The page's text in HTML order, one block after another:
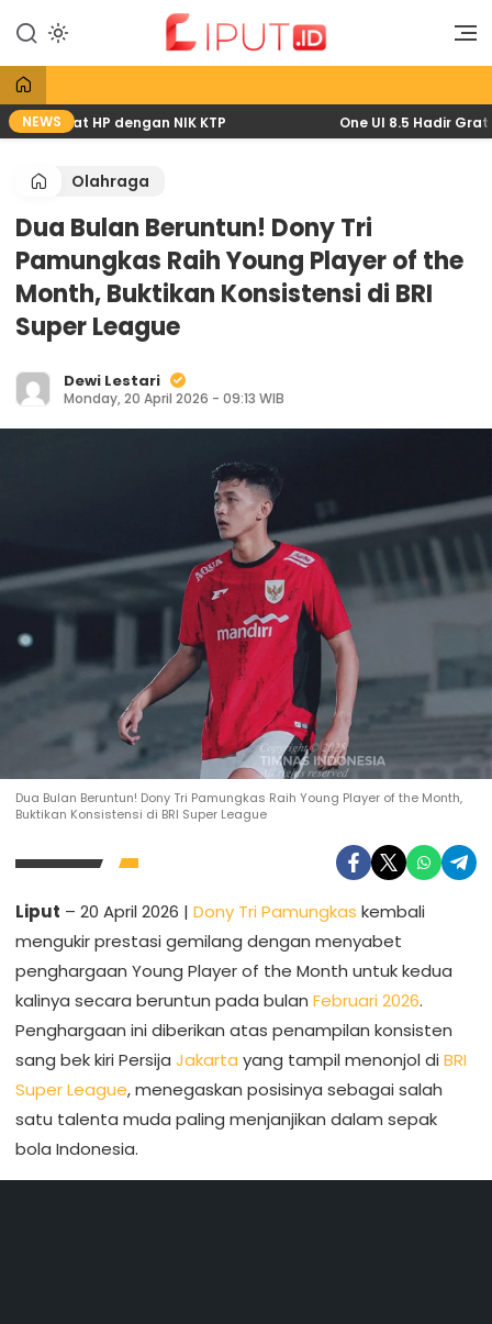
konten
Liput
Liputan Digital
NEWS
lewat HP dengan NIK KTP One UI 8.5 Hadir Gratis:
Olahraga
Dua Bulan Beruntun! Dony Tri
Pamungkas Raih Young Player of the
Month, Buktikan Konsistensi di BRI
Super League
Dewi Lestari
Monday, 20 April 2026 - 09:13 WIB
Dua Bulan Beruntun! Dony Tri Pamungkas Raih Young Player of the Month,
Buktikan Konsistensi di BRI Super League
Liput – 20 April 2026 | Dony Tri Pamungkas kembali
mengukir prestasi gemilang dengan menyabet
penghargaan Young Player of the Month untuk kedua
kalinya secara beruntun pada bulan Februari 2026.
Penghargaan ini diberikan atas penampilan konsisten
sang bek kiri Persija Jakarta yang tampil menonjol di BRI
Super League, menegaskan posisinya sebagai salah
satu talenta muda paling menjanjikan dalam sepak
bola Indonesia.